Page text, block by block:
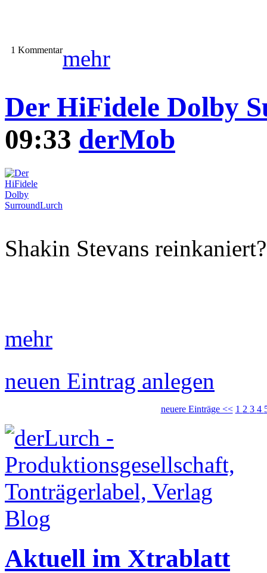
1 Kommentarmehr
Der HiFidele Dolby
09:33 derMob
Shakin Stevans
mehr
neuen Eintrag anlegen
neuere Einträge << 1 2 3 4
Blog
Aktuell im Xtrablatt